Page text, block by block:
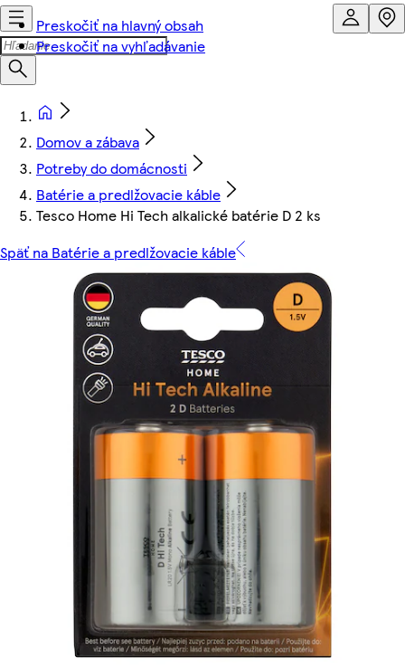
Preskočiť na hlavný obsah
Preskočiť na vyhľadávanie
Domov a zábava
Potreby do domácnosti
Batérie a predlžovacie káble
Tesco Home Hi Tech alkalické batérie D 2 ks
Späť na Batérie a predlžovacie káble